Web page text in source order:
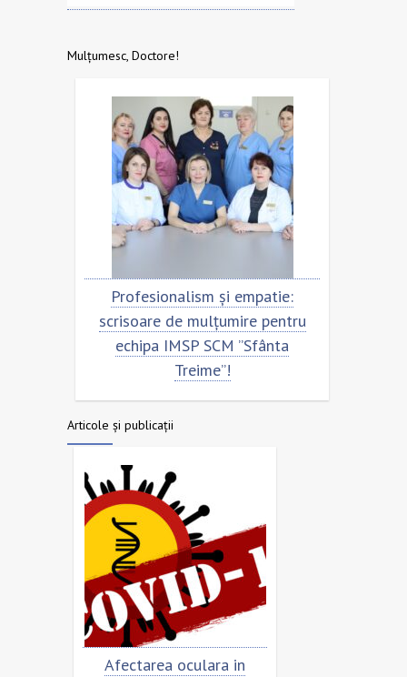
Mulțumesc, Doctore!
Profesionalism și empatie:
scrisoare de mulțumire pentru
echipa IMSP SCM ”Sfânta
Scrisoare de
echipa SCM
Articole și publicații
Afectarea oculara in
Cât de „încoronat” este